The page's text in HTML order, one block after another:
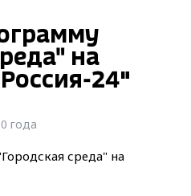
на
24"
года